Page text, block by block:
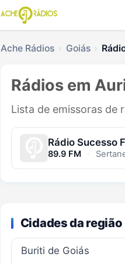
Ache Rádios Goiás
Rádios em
Lista de emissoras de
Rádio Sucesso
89.9 FM ·
Cidades da região
Buriti de Goiás